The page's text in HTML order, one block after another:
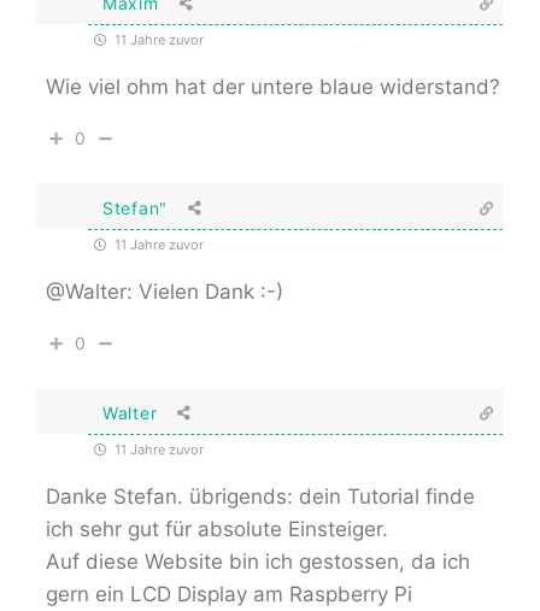
11 Jahre zuvor
Wie viel ohm hat der untere blaue widerstand?
0
Stefan"
11 Jahre zuvor
@Walter: Vielen Dank :-)
0
Walter
11 Jahre zuvor
Danke Stefan. übrigends: dein Tutorial finde
ich sehr gut für absolute Einsteiger.
Auf diese Website bin ich gestossen, da ich
gern ein LCD Display am Raspberry Pi